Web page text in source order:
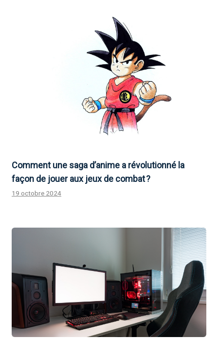
Comment une saga d’anime a révolutionné la
façon de jouer aux jeux de combat ?
19 octobre 2024